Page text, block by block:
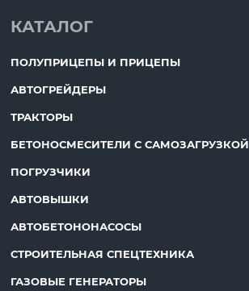
КАТАЛОГ
ПОЛУПРИЦЕПЫ И ПРИЦЕПЫ
АВТОГРЕЙДЕРЫ
ТРАКТОРЫ
БЕТОНОСМЕСИТЕЛИ С САМОЗАГРУЗКОЙ
ПОГРУЗЧИКИ
АВТОВЫШКИ
АВТОБЕТОНОНАСОСЫ
СТРОИТЕЛЬНАЯ СПЕЦТЕХНИКА
ГАЗОВЫЕ ГЕНЕРАТОРЫ